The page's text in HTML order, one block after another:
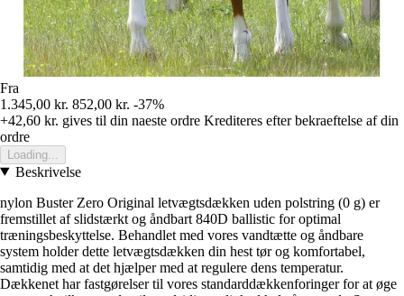
Fra
1.345,00 kr. 852,00 kr. -37%
+42,60 kr. gives til din naeste ordre Krediteres efter bekraeftelse af din
ordre
Loading...
Beskrivelse
nylon Buster Zero Original letvægtsdækken uden polstring (0 g) er
fremstillet af slidstærkt og åndbart 840D ballistic for optimal
træningsbeskyttelse. Behandlet med vores vandtætte og åndbare
system holder dette letvægtsdækken din hest tør og komfortabel,
samtidig med at det hjælper med at regulere dens temperatur.
Dækkenet har fastgørelser til vores standarddækkenforinger for at øge